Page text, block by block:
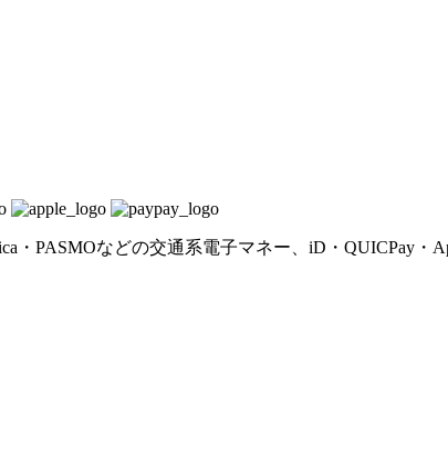
PASMOなどの交通系電子マネー、iD・QUICPay・